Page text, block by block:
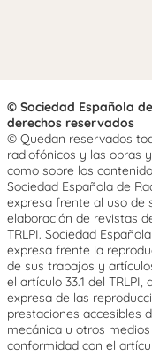
© Sociedad Española
derechos reservados
© Quedan reservados
radiofónicos y las obras
como sobre los
Sociedad Española de
expresa frente al uso de
elaboración de revistas
TRLPI. Sociedad
expresa frente la
de sus trabajos y
el artículo 33.1 del
expresa de las
prestaciones accesibles
mecánica u otros
conformidad con el